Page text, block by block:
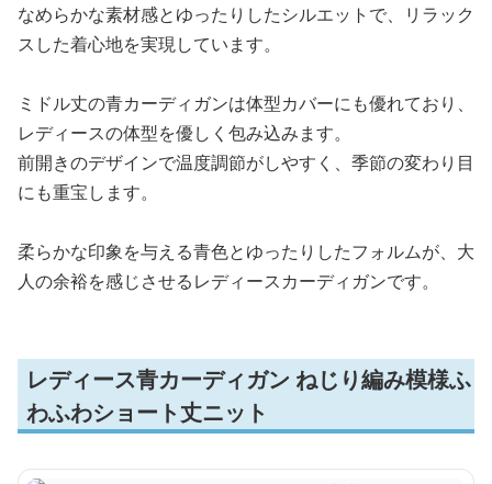
なめらかな素材感とゆったりしたシルエットで、リラック
スした着心地を実現しています。
ミドル丈の青カーディガンは体型カバーにも優れており、
レディースの体型を優しく包み込みます。
前開きのデザインで温度調節がしやすく、季節の変わり目
にも重宝します。
柔らかな印象を与える青色とゆったりしたフォルムが、大
人の余裕を感じさせるレディースカーディガンです。
レディース青カーディガン ねじり編み模様ふ
わふわショート丈ニット